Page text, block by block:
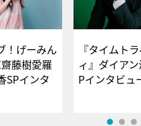
！げーみん
藤樹愛羅
SPインタ
『タイムト
ィ』ダイア
Pインタ